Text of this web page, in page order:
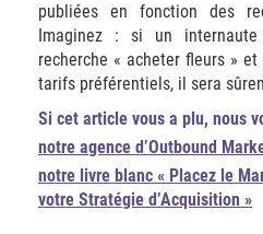
publiées en fonction des
Imaginez : si un
recherche « acheter fleurs »
tarifs préférentiels, il sera
Si cet article vous a plu, nous
notre agence d’Outbound
notre livre blanc « Placez le
votre Stratégie d’Acquisition »